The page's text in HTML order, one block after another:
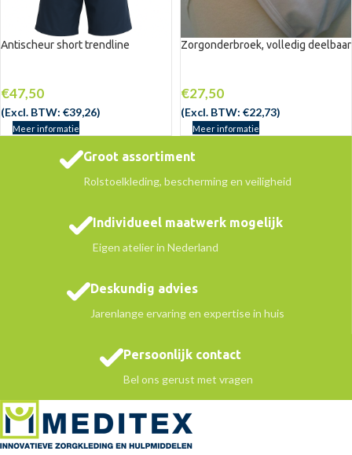
Antischeur short trendline
€47,50
(Excl. BTW: €39,26)
Meer informatie
Zorgonderbroek, volledig deelbaar
€27,50
(Excl. BTW: €22,73)
Meer informatie
Groot assortiment
Rolstoelkleding, bescherming en veiligheid
Individueel maatwerk mogelijk
Eigen atelier in Nederland
Deskundig advies
Jarenlange ervaring en expertise in huis
Persoonlijk contact
Bel ons gerust met vragen